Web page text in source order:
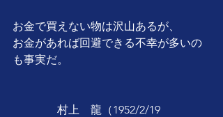
お金で買えない物は沢山あるが、
お金があれば回避できる不幸が多いの
も事実だ。
村上　龍（1952/2/19